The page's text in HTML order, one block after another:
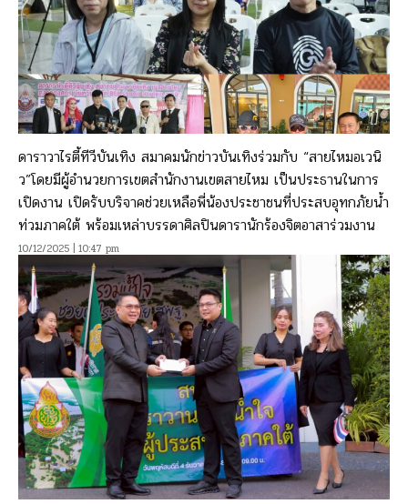
ดาราวาไรตี้ทีวีบันเทิง สมาคมนักข่าวบันเทิงร่วมกับ “สายไหมอเวนิ
ว”โดยมีผู้อำนวยการเขตสำนักงานเขตสายไหม เป็นประธานในการ
เปิดงาน เปิดรับบริจาคช่วยเหลือพี่น้องประชาชนที่ประสบอุทกภัยน้ำ
ท่วมภาคใต้ พร้อมเหล่าบรรดาศิลปินดารานักร้องจิตอาสาร่วมงาน
10/12/2025 | 10:47 pm